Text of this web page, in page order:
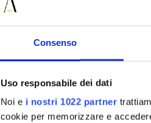
Consenso
Uso responsabile dei dati
Noi e i nostri 1022 partner
cookie per memorizzare e